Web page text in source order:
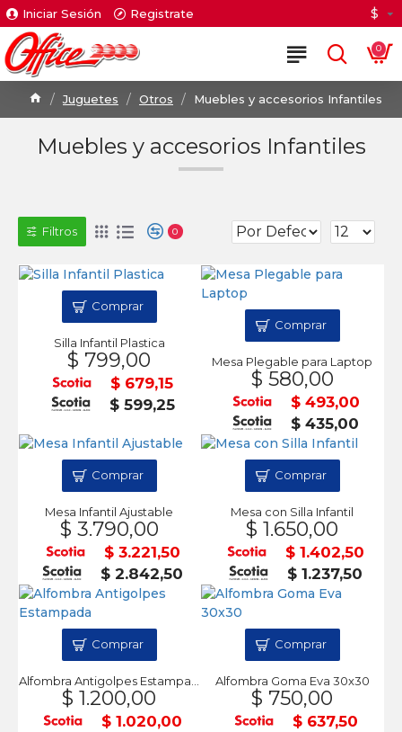
Iniciar Sesión Registrate $
0
Juguetes Otros Muebles y accesorios Infantiles
Muebles y accesorios Infantiles
Filtros 0
Silla Infantil Plastica
$ 799,00
$ 679,15
$ 599,25
Comprar
Mesa Plegable para Laptop
$ 580,00
$ 493,00
$ 435,00
Comprar
Mesa Infantil Ajustable
$ 3.790,00
$ 3.221,50
$ 2.842,50
Comprar
Mesa con Silla Infantil
$ 1.650,00
$ 1.402,50
$ 1.237,50
Comprar
$ 1.200,00
$ 1.020,00
Comprar
Alfombra Goma Eva 30x30
$ 750,00
$ 637,50
Comprar